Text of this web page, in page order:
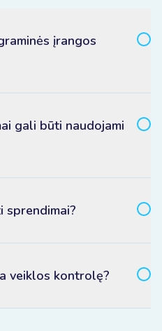
įrangos
gali būti naudojami
sprendimai?
veiklos kontrolę?